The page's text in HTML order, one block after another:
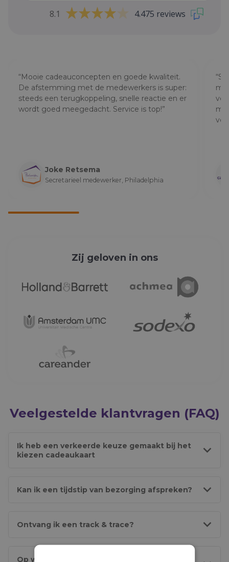
8.1 4.475 reviews
“Mooie cadeauconcepten en goede kwaliteit.
De afstemming met de medewerkers is super:
steeds een terugkoppeling, snelle reactie en er
wordt goed meegedacht. Service is top!”
Joke Retsema
Secretarieel medewerker, Philadelphia
Zij geloven in ons
Veelgestelde klantvragen (FAQ)
Ik heb een verkeerde keuze gemaakt bij het
kiezen cadeaukaart
Kan ik een tijdstip van bezorging afspreken?
Ontvang ik een track & trace?
Op welke dagen wordt mijn bestelling